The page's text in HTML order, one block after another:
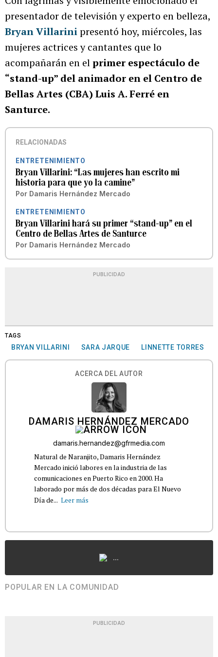
presentador de televisión y experto en belleza,
Bryan Villarinipresentó hoy, miércoles, las
mujeres actrices y cantantes que lo
acompañarán en elprimer espectáculo de
“stand-up” del animador en el Centro de
Bellas Artes (CBA) Luis A. Ferré en
Santurce.
RELACIONADAS
ENTRETENIMIENTO
Bryan Villarini: “Las mujeres han escrito mi
historia para que yo la camine”
Por Damaris Hernández Mercado
ENTRETENIMIENTO
Bryan Villarini hará su primer “stand-up” en el
Centro de Bellas Artes de Santurce
Por Damaris Hernández Mercado
PUBLICIDAD
TAGS
BRYAN VILLARINI SARA JARQUE LINNETTE TORRES
ACERCA DEL AUTOR
DAMARIS HERNÁNDEZ MERCADO
damaris.hernandez@gfrmedia.com
Natural de Naranjito, Damaris Hernández
Mercado inició labores en la industria de las
comunicaciones en Puerto Rico en 2000. Ha
laborado por más de dos décadas para El Nuevo
Día de... Leer más
...
POPULAR EN LA COMUNIDAD
PUBLICIDAD